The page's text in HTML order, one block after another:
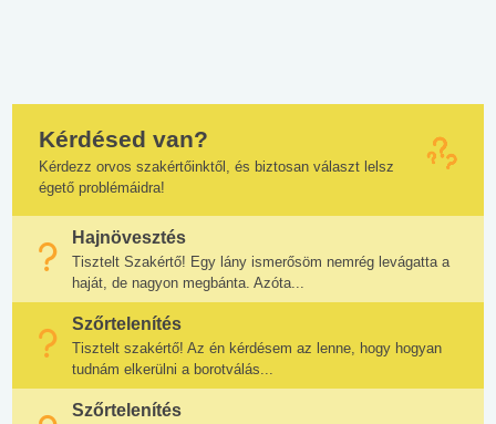
Kérdésed van?
Kérdezz orvos szakértőinktől, és biztosan választ lelsz
égető problémáidra!
Hajnövesztés
Tisztelt Szakértő! Egy lány ismerősöm nemrég levágatta a
haját, de nagyon megbánta. Azóta...
Szőrtelenítés
Tisztelt szakértő! Az én kérdésem az lenne, hogy hogyan
tudnám elkerülni a borotválás...
Szőrtelenítés